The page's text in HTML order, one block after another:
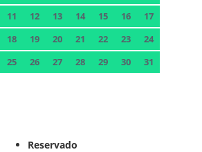
11
12 13 14 15 16
17
18
19 20 21 22 23
24
25
26 27 28 29 30 31
Reservado